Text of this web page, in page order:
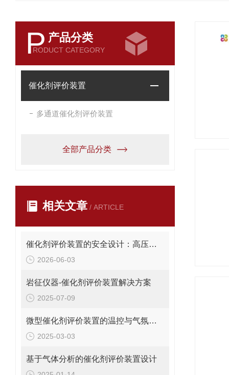
P 产品分类
RODUCT CATEGORY
催化剂评价装置
多通道催化剂评价装置
全部产品分类
相关文章 / ARTICLE
催化剂评价装置的安全设计：高压、高温、有毒有害产物的防护
2026-06-03
岩征仪器-催化剂评价装置解决方案
2025-07-09
微型催化剂评价装置的温控与气氛控制技术说明
2025-03-03
基于气体分析的催化剂评价装置设计